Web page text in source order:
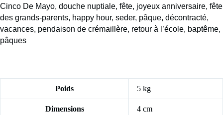
Cinco De Mayo, douche nuptiale, fête, joyeux anniversaire, fête
des grands-parents, happy hour, seder, pâque, décontracté,
vacances, pendaison de crémaillère, retour à l’école, baptême,
pâques
Poids 5 kg
Dimensions 4 cm